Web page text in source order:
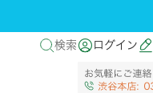
検索 ログイン